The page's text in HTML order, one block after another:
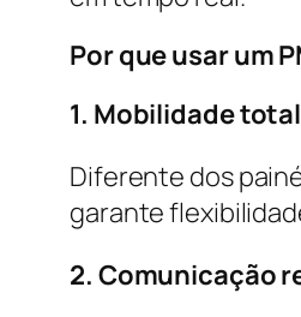
Por que usar um
1. Mobilidade total
Diferente dos
garante
2. Comunicação